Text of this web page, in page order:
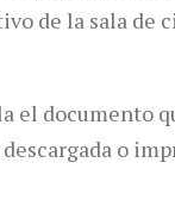
de la sala de
el documento
o